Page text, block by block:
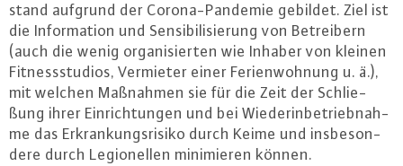
stand aufgrund der Co­ro­na-Pan­de­mie gebildet. Ziel ist
die In­for­ma­ti­on und Sen­si­bi­li­sie­rung von Be­trei­bern
(auch die wenig or­ga­ni­sier­ten wie Inhaber von kleinen
Fit­ness­stu­di­os, Vermieter einer Fe­ri­en­woh­nung u. ä.),
mit welchen Maßnahmen sie für die Zeit der Schlie­
ßung ihrer Ein­rich­tun­gen und bei Wie­der­in­be­trieb­nah­
me das Er­kran­kungs­ri­si­ko durch Keime und ins­be­son­
de­re durch Le­gio­nel­len mi­ni­mie­ren können.